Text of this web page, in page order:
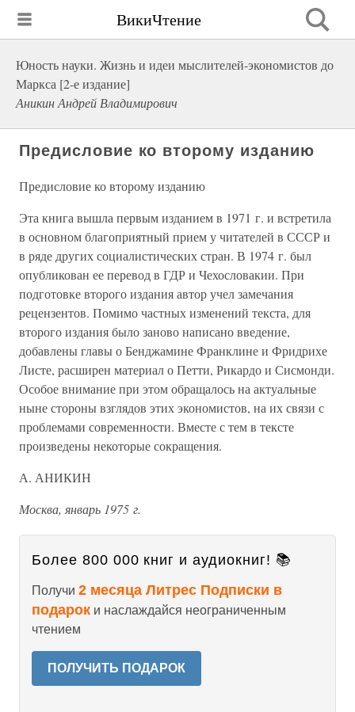
ВикиЧтение
Юность науки. Жизнь и идеи мыслителей-экономистов до
Маркса [2-е издание]
Аникин Андрей Владимирович
Предисловие ко второму изданию
Предисловие ко второму изданию
Эта книга вышла первым изданием в 1971 г. и встретила
в основном благоприятный прием у читателей в СССР и
в ряде других социалистических стран. В 1974 г. был
опубликован ее перевод в ГДР и Чехословакии. При
подготовке второго издания автор учел замечания
рецензентов. Помимо частных изменений текста, для
второго издания было заново написано введение,
добавлены главы о Бенджамине Франклине и Фридрихе
Листе, расширен материал о Петти, Рикардо и Сисмонди.
Особое внимание при этом обращалось на актуальные
ныне стороны взглядов этих экономистов, на их связи с
проблемами современности. Вместе с тем в тексте
произведены некоторые сокращения.
А. АНИКИН
Москва, январь 1975 г.
Более 800 000 книг и аудиокниг! 📚
Получи 2 месяца Литрес Подписки в
подарок и наслаждайся неограниченным
чтением
ПОЛУЧИТЬ ПОДАРОК